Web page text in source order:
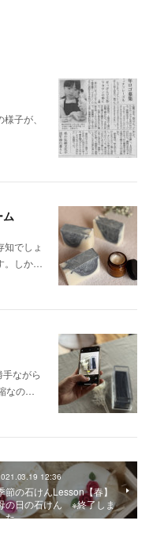
子が、
ム
でしょ
。しか…
ながら
なの…
12:36
節の石けんLesson【春】
の日の石けん ※終了しま
た